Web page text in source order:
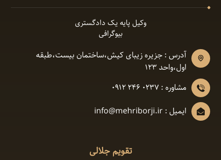
وکیل پایه یک دادگستری
بیوگرافی
آدرس : جزیره زیبای کیش،ساختمان بیست،طبقه
اول،واحد ١٢٣
مشاوره : 0237 246 0912
ایمیل : info@mehriborji.ir
تقویم جلالی